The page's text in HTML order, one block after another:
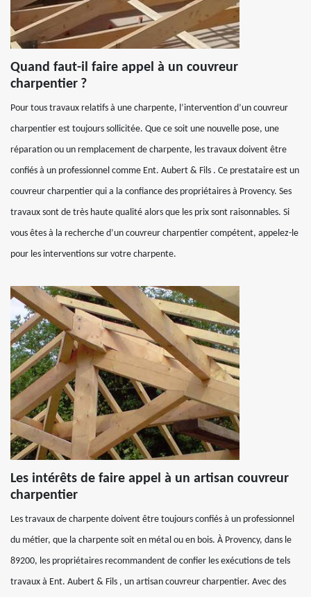
Quand faut-il faire appel à un couvreur
charpentier ?
Pour tous travaux relatifs à une charpente, l’intervention d’un couvreur
charpentier est toujours sollicitée. Que ce soit une nouvelle pose, une
réparation ou un remplacement de charpente, les travaux doivent être
confiés à un professionnel comme Ent. Aubert & Fils . Ce prestataire est un
couvreur charpentier qui a la confiance des propriétaires à Provency. Ses
travaux sont de très haute qualité alors que les prix sont raisonnables. Si
vous êtes à la recherche d’un couvreur charpentier compétent, appelez-le
pour les interventions sur votre charpente.
Les intérêts de faire appel à un artisan couvreur
charpentier
Les travaux de charpente doivent être toujours confiés à un professionnel
du métier, que la charpente soit en métal ou en bois. À Provency, dans le
89200, les propriétaires recommandent de confier les exécutions de tels
travaux à Ent. Aubert & Fils , un artisan couvreur charpentier. Avec des